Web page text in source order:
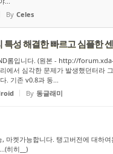
By Celes
특성 해결한 빠르고 심플한
롬입니다. (원본 - http://
에서 심각한 문제가 발생했던터라
. 기존 v0.8과 동...
By 동글래미
마켓가능합니다. 탱고버전에 대하
히히__)